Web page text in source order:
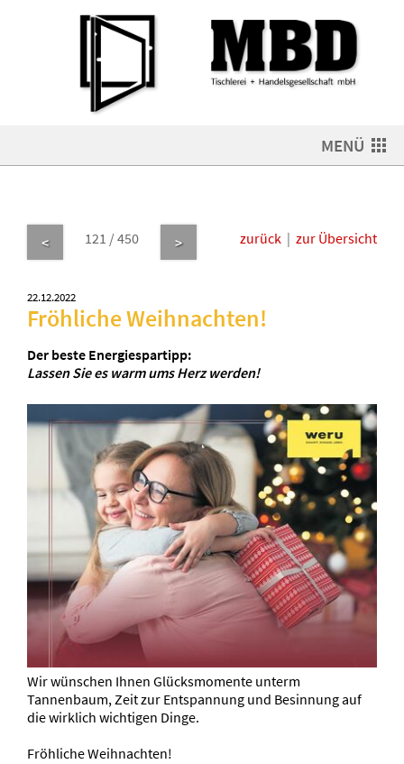
MENÜ
< 121 / 450 > zurück | zur Übersicht
22.12.2022
Fröhliche Weihnachten!
Der beste Energiespartipp:
Lassen Sie es warm ums Herz werden!
Wir wünschen Ihnen Glücksmomente unterm
Tannenbaum, Zeit zur Entspannung und Besinnung auf
die wirklich wichtigen Dinge.
Fröhliche Weihnachten!